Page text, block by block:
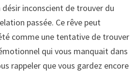
inconscient de trouver du
passée. Ce rêve peut
comme une tentative de trouver
qui vous manquait dans
rappeler que vous gardez encore